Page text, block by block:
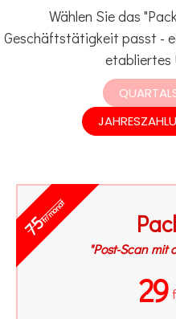
Wählen Sie das
Geschäftstätigkeit passt -
etabliertes
"Post-Scan mit
29
75fr/monat